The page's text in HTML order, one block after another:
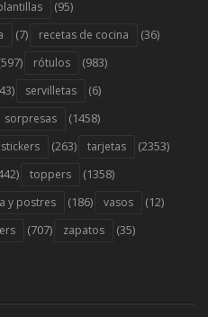
(95)
(7) recetas de cocina (36)
rótulos (983)
servilletas (6)
sorpresas (1458)
stickers (263) tarjetas (2353)
toppers (1358)
y postres (186) vasos (12)
(707) zapatos (35)